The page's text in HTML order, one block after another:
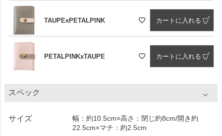
TAUPExPETALPINK カートに入れる
PETALPINKxTAUPE カートに入れる
スペック
サイズ
幅：約10.5cm×高さ：閉じ約8cm/開き約
22.5cm×マチ：約2.5cm